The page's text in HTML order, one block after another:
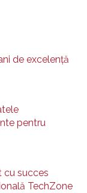
de excelență
pentru
cu succes
TechZone